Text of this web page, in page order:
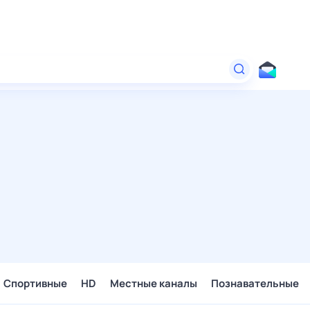
Спортивные HD Местные каналы Познавательные